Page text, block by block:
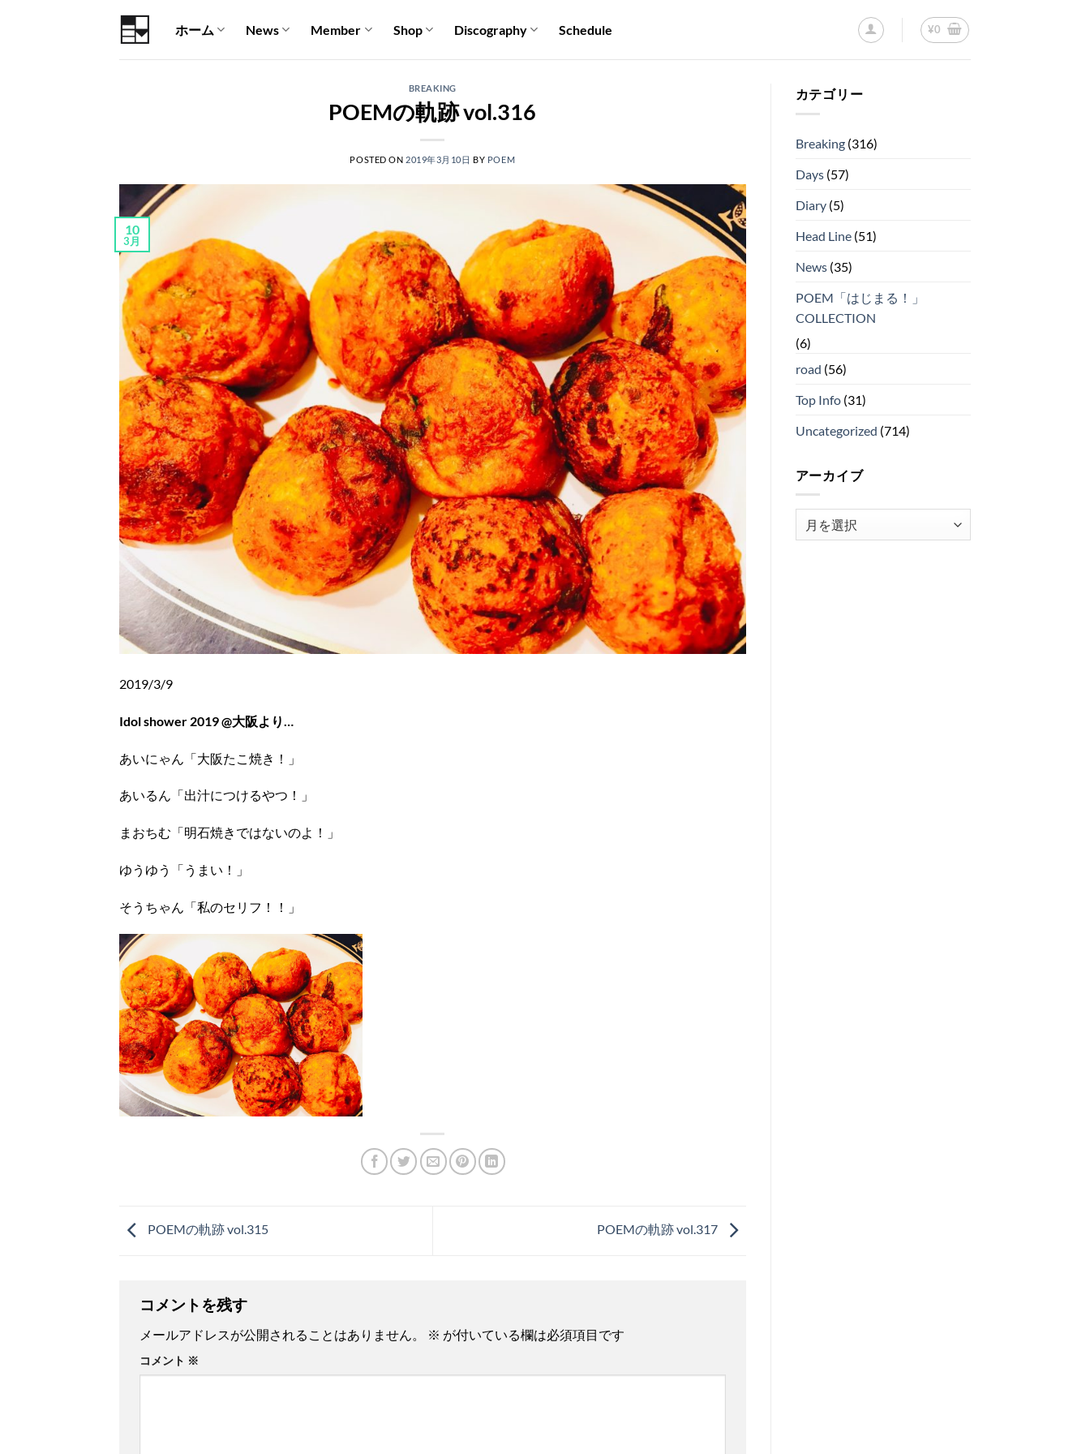
ホーム News Member Shop Discography Schedule ¥0
BREAKING
POEMの軌跡 vol.316
POSTED ON 2019年3月10日 BY POEM
10
3月
2019/3/9
Idol shower 2019 @大阪より…
あいにゃん「大阪たこ焼き！」
あいるん「出汁につけるやつ！」
まおちむ「明石焼きではないのよ！」
ゆうゆう「うまい！」
そうちゃん「私のセリフ！！」
POEMの軌跡 vol.315 POEMの軌跡 vol.317
コメントを残す
メールアドレスが公開されることはありません。 ※ が付いている欄は必須項目です
コメント ※
カテゴリー
Breaking(316)
Days(57)
Diary(5)
Head Line(51)
News(35)
POEM「はじまる！」
COLLECTION
(6)
road (56)
Top Info(31)
Uncategorized (714)
アーカイブ